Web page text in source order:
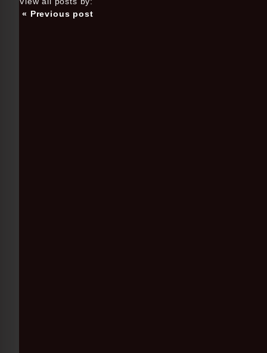
« Previous post